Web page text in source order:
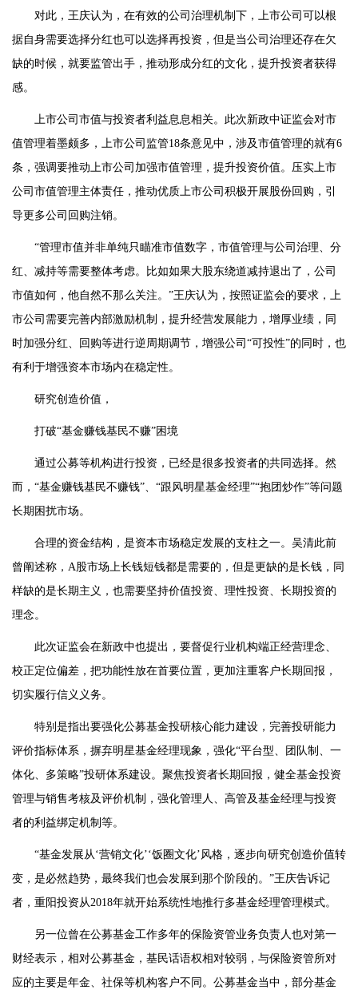
对此，王庆认为，在有效的公司治理机制下，上市公司可以根
据自身需要选择分红也可以选择再投资，但是当公司治理还存在欠
缺的时候，就要监管出手，推动形成分红的文化，提升投资者获得
感。
上市公司市值与投资者利益息息相关。此次新政中证监会对市
值管理着墨颇多，上市公司监管18条意见中，涉及市值管理的就有6
条，强调要推动上市公司加强市值管理，提升投资价值。压实上市
公司市值管理主体责任，推动优质上市公司积极开展股份回购，引
导更多公司回购注销。
“管理市值并非单纯只瞄准市值数字，市值管理与公司治理、分
红、减持等需要整体考虑。比如如果大股东绕道减持退出了，公司
市值如何，他自然不那么关注。”王庆认为，按照证监会的要求，上
市公司需要完善内部激励机制，提升经营发展能力，增厚业绩，同
时加强分红、回购等进行逆周期调节，增强公司“可投性”的同时，也
有利于增强资本市场内在稳定性。
研究创造价值，
打破“基金赚钱基民不赚”困境
通过公募等机构进行投资，已经是很多投资者的共同选择。然
而，“基金赚钱基民不赚钱”、“跟风明星基金经理”“抱团炒作”等问题
长期困扰市场。
合理的资金结构，是资本市场稳定发展的支柱之一。吴清此前
曾阐述称，A股市场上长钱短钱都是需要的，但是更缺的是长钱，同
样缺的是长期主义，也需要坚持价值投资、理性投资、长期投资的
理念。
此次证监会在新政中也提出，要督促行业机构端正经营理念、
校正定位偏差，把功能性放在首要位置，更加注重客户长期回报，
切实履行信义义务。
特别是指出要强化公募基金投研核心能力建设，完善投研能力
评价指标体系，摒弃明星基金经理现象，强化“平台型、团队制、一
体化、多策略”投研体系建设。聚焦投资者长期回报，健全基金投资
管理与销售考核及评价机制，强化管理人、高管及基金经理与投资
者的利益绑定机制等。
“基金发展从‘营销文化’‘饭圈文化’风格，逐步向研究创造价值转
变，是必然趋势，最终我们也会发展到那个阶段的。”王庆告诉记
者，重阳投资从2018年就开始系统性地推行多基金经理管理模式。
另一位曾在公募基金工作多年的保险资管业务负责人也对第一
财经表示，相对公募基金，基民话语权相对较弱，与保险资管所对
应的主要是年金、社保等机构客户不同。公募基金当中，部分基金